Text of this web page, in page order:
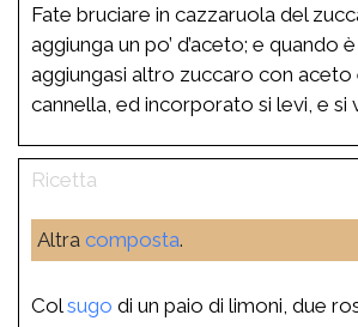
Fate bruciare in cazzaruola del
aggiunga un po’ d’aceto; e quando
aggiungasi altro zuccaro con aceto
cannella, ed incorporato si levi, e si
Altra composta.
Colsugo di un paio di limoni, due